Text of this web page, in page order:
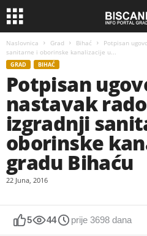
Naslovnica Grad Bihać
Potpisan
sanitarne i oborinske kanalizacije u...
GRAD BIHAĆ
Potpisan
nastavak
izgradnji
oborinske
gradu Bihaću
22 Juna, 2016
5 44 prije 3698 dana